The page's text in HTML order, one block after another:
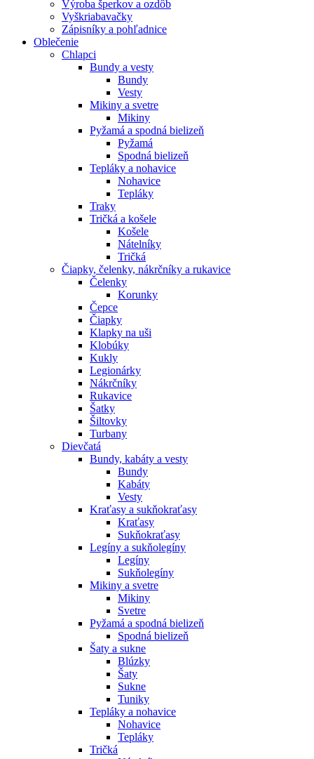
Výroba šperkov a ozdôb
Vyškriabavačky
Zápisníky a pohľadnice
Oblečenie
Chlapci
Bundy a vesty
Bundy
Vesty
Mikiny a svetre
Mikiny
Pyžamá a spodná bielizeň
Pyžamá
Spodná bielizeň
Tepláky a nohavice
Nohavice
Tepláky
Traky
Tričká a košele
Košele
Nátelníky
Tričká
Čiapky, čelenky, nákrčníky a rukavice
Čelenky
Korunky
Čepce
Čiapky
Klapky na uši
Klobúky
Kukly
Legionárky
Nákrčníky
Rukavice
Šatky
Šiltovky
Turbany
Dievčatá
Bundy, kabáty a vesty
Bundy
Kabáty
Vesty
Kraťasy a sukňokraťasy
Kraťasy
Sukňokraťasy
Legíny a sukňolegíny
Legíny
Sukňolegíny
Mikiny a svetre
Mikiny
Svetre
Pyžamá a spodná bielizeň
Spodná bielizeň
Šaty a sukne
Blúzky
Šaty
Sukne
Tuniky
Tepláky a nohavice
Nohavice
Tepláky
Tričká